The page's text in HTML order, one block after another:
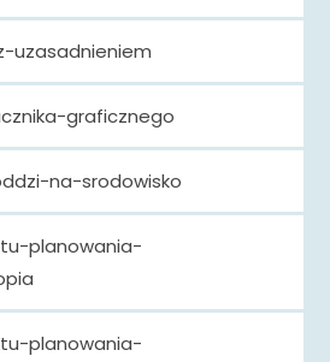
uzasadnieniem
graficznego
na-srodowisko
planowania-
planowania-